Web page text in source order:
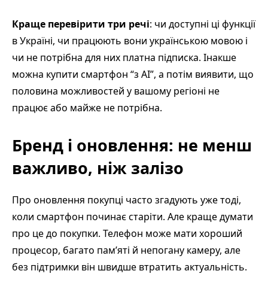
Краще перевірити три речі: чи доступні ці функції
в Україні, чи працюють вони українською мовою і
чи не потрібна для них платна підписка. Інакше
можна купити смартфон “з AI”, а потім виявити, що
половина можливостей у вашому регіоні не
працює або майже не потрібна.
Бренд і оновлення: не менш
важливо, ніж залізо
Про оновлення покупці часто згадують уже тоді,
коли смартфон починає старіти. Але краще думати
про це до покупки. Телефон може мати хороший
процесор, багато пам’яті й непогану камеру, але
без підтримки він швидше втратить актуальність.